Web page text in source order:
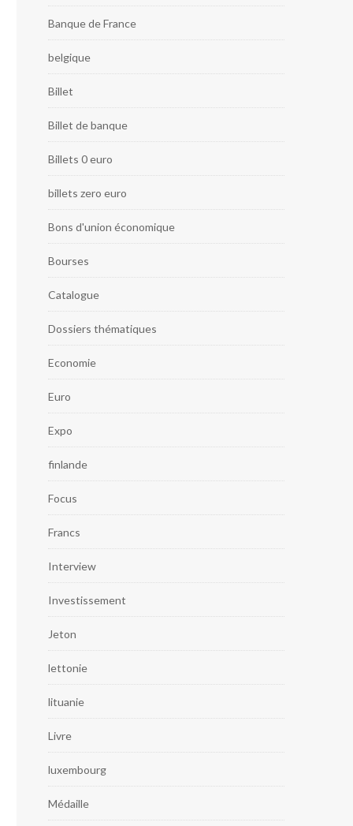
Banque de France
belgique
Billet
Billet de banque
Billets 0 euro
billets zero euro
Bons d'union économique
Bourses
Catalogue
Dossiers thématiques
Economie
Euro
Expo
finlande
Focus
Francs
Interview
Investissement
Jeton
lettonie
lituanie
Livre
luxembourg
Médaille